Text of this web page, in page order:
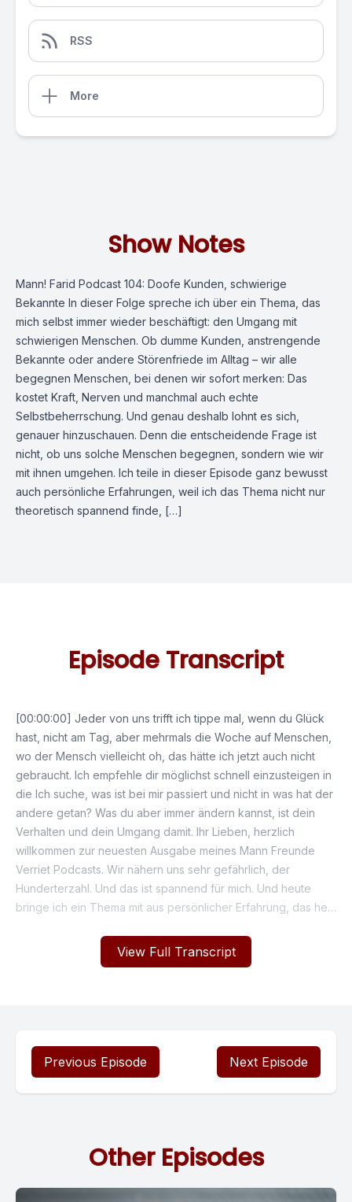
RSS
More
Show Notes
Mann! Farid Podcast 104: Doofe Kunden, schwierige
Bekannte In dieser Folge spreche ich über ein Thema, das
mich selbst immer wieder beschäftigt: den Umgang mit
schwierigen Menschen. Ob dumme Kunden, anstrengende
Bekannte oder andere Störenfriede im Alltag – wir alle
begegnen Menschen, bei denen wir sofort merken: Das
kostet Kraft, Nerven und manchmal auch echte
Selbstbeherrschung. Und genau deshalb lohnt es sich,
genauer hinzuschauen. Denn die entscheidende Frage ist
nicht, ob uns solche Menschen begegnen, sondern wie wir
mit ihnen umgehen. Ich teile in dieser Episode ganz bewusst
auch persönliche Erfahrungen, weil ich das Thema nicht nur
theoretisch spannend finde, […]
View Full Transcript
Episode Transcript
Previous Episode Next Episode
Other Episodes